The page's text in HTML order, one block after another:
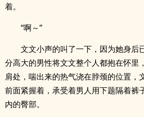
着。
“啊～”
文文小声的叫了一下，因为她身后
分高大的男性将文文整个人都抱在怀里
肩处，喘出来的热气浇在脖颈的位置，
前面紧握着，承受着男人用下题隔着裤
内的臀部。